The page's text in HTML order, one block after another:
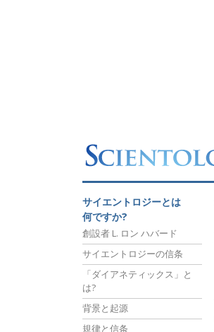
サイエントロジーとは
何ですか?
創設者 L. ロン ハバード
サイエントロジーの信条
「ダイアネティックス」と
は?
背景と起源
規律と信条